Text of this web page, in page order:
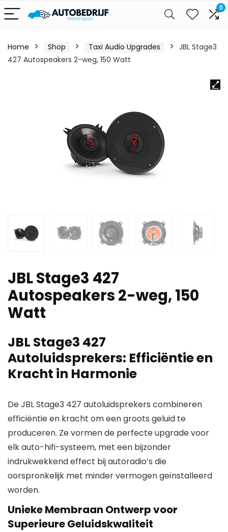
0
Home Shop Taxi Audio Upgrades
JBL Stage3
427 Autospeakers 2-weg, 150 Watt
JBL Stage3 427
Autospeakers 2-weg, 150
Watt
JBL Stage3 427
Autoluidsprekers: Efficiëntie en
Kracht in Harmonie
De JBL Stage3 427 autoluidsprekers combineren
efficiëntie en kracht om een groots geluid te
produceren. Ze vormen de perfecte upgrade voor
elk auto-hifi-systeem, met een bijzonder
indrukwekkend effect bij autoradio’s die
oorspronkelijk met minder vermogen geïnstalleerd
worden.
Unieke Membraan Ontwerp voor
Superieure Geluidskwaliteit